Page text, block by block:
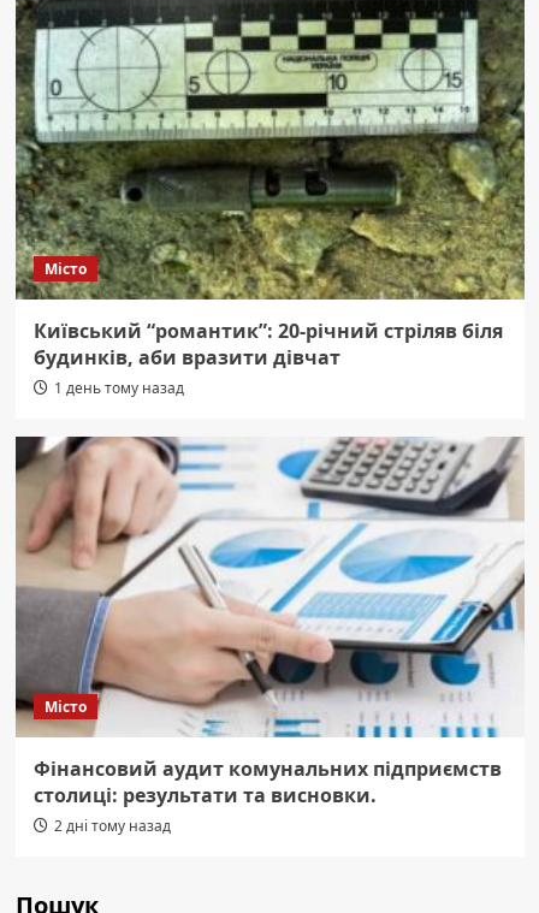
Місто
Київський “романтик”: 20-річний стріляв біля
будинків, аби вразити дівчат
1 день тому назад
Місто
Фінансовий аудит комунальних підприємств
столиці: результати та висновки.
2 дні тому назад
Пошук